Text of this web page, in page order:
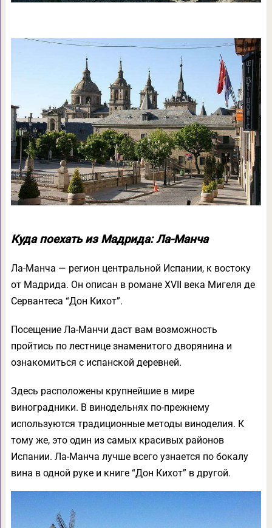
Куда поехать из Мадрида: Ла-Манча
Ла-Манча — регион центральной Испании, к востоку
от Мадрида. Он описан в романе XVII века Мигеля де
Сервантеса “Дон Кихот”.
Посещение Ла-Манчи даст вам возможность
пройтись по лестнице знаменитого дворянина и
ознакомиться с испанской деревней.
Здесь расположены крупнейшие в мире
виноградники. В винодельнях по-прежнему
используются традиционные методы виноделия. К
тому же, это один из самых красивых районов
Испании. Ла-Манча лучше всего узнается по бокалу
вина в одной руке и книге “Дон Кихот” в другой.